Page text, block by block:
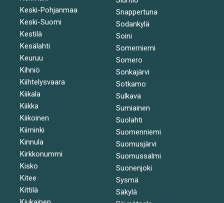
Keski-Pohjanmaa
Keski-Suomi
Kestilä
Kesälahti
Keuruu
Kihniö
Kiihtelysvaara
Kiikala
Kiikka
Kiikoinen
Kiiminki
Kinnula
Kirkkonummi
Kisko
Kitee
Kittilä
Snappertuna
Sodankylä
Soini
Somerniemi
Somero
Sonkajärvi
Sotkamo
Sulkava
Sumiainen
Suolahti
Suomenniemi
Suomusjärvi
Suomussalmi
Suonenjoki
Sysmä
Säkylä